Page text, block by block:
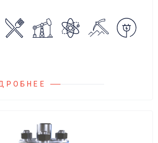
жидкости, возникающих в
системах.